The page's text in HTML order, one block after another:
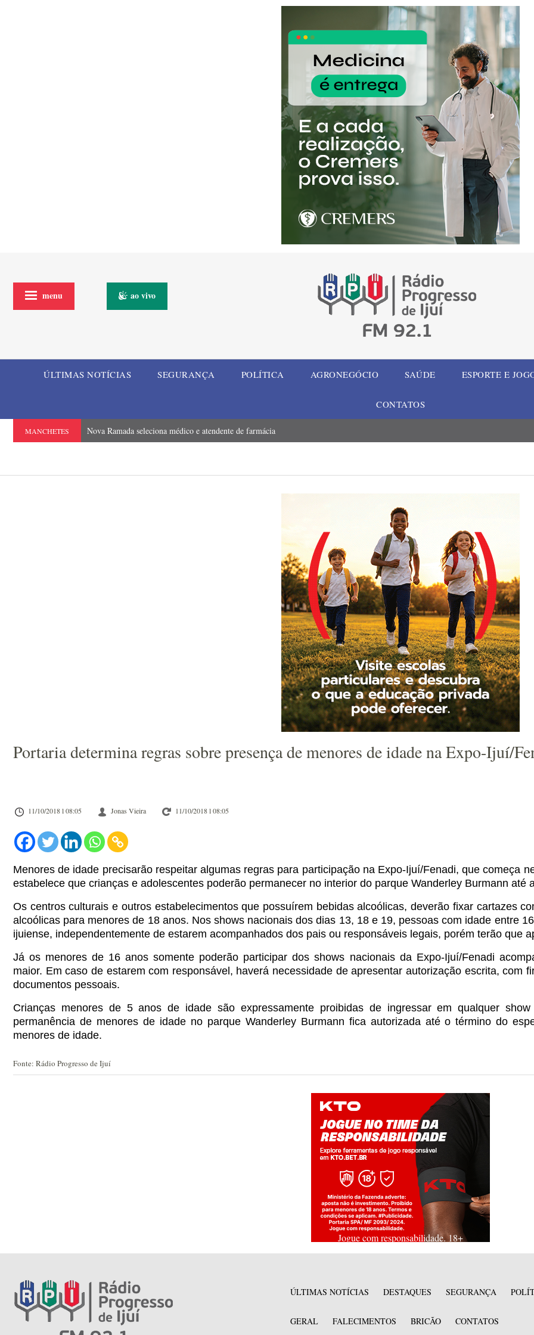
menu ao vivo
ÚLTIMAS NOTÍCIAS SEGURANÇA POLÍTICA AGRONEGÓCIO SAÚDE ESPORTE E
CONTATOS
MANCHETES Nova Ramada seleciona médico e atendente de farmácia
Portaria determina regras sobre presença de menores de idade na Expo-Ijuí/
11/10/2018 l 08:05 Jonas Vieira 11/10/2018 l 08:05
Menores de idade precisarão respeitar algumas regras para participação na Expo-Ijuí/Fenadi, que começa
estabelece que crianças e adolescentes poderão permanecer no interior do parque Wanderley Burmann até
Os centros culturais e outros estabelecimentos que possuírem bebidas alcoólicas, deverão fixar cartazes
alcoólicas para menores de 18 anos. Nos shows nacionais dos dias 13, 18 e 19, pessoas com idade entre
ijuiense, independentemente de estarem acompanhados dos pais ou responsáveis legais, porém terão que
Já os menores de 16 anos somente poderão participar dos shows nacionais da Expo-Ijuí/Fenadi
maior. Em caso de estarem com responsável, haverá necessidade de apresentar autorização escrita, com
documentos pessoais.
Crianças menores de 5 anos de idade são expressamente proibidas de ingressar em qualquer
permanência de menores de idade no parque Wanderley Burmann fica autorizada até o término do
menores de idade.
Fonte: Rádio Progresso de Ijuí
Jogue com responsabilidade. 18+
ÚLTIMAS NOTÍCIAS DESTAQUES SEGURANÇA
GERAL FALECIMENTOS BRICÃO CONTATOS